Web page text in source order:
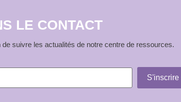
LE CONTACT
suivre les actualités de notre centre de ressources.